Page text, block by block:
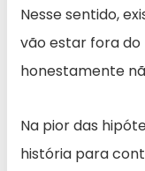
Nesse sentido,
vão estar fora
honestamente
Na pior das
história para